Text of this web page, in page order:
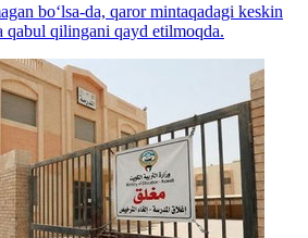
bo‘lsa-da, qaror mintaqadagi keskin
qabul qilingani qayd etilmoqda.